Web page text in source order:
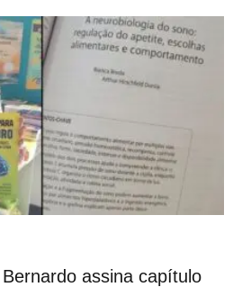
assina capítulo